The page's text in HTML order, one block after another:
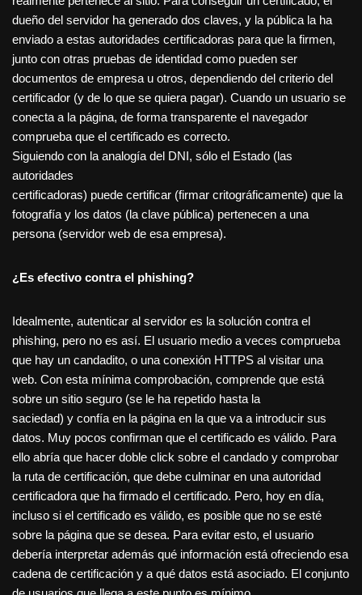
dueño del servidor ha generado dos claves, y la pública la ha
enviado a estas autoridades certificadoras para que la firmen,
junto con otras pruebas de identidad como pueden ser
documentos de empresa u otros, dependiendo del criterio del
certificador (y de lo que se quiera pagar). Cuando un usuario se
conecta a la página, de forma transparente el navegador
comprueba que el certificado es correcto.
Siguiendo con la analogía del DNI, sólo el Estado (las
autoridades
certificadoras) puede certificar (firmar critográficamente) que la
fotografía y los datos (la clave pública) pertenecen a una
persona (servidor web de esa empresa).
¿Es efectivo contra el phishing?
Idealmente, autenticar al servidor es la solución contra el
phishing, pero no es así. El usuario medio a veces comprueba
que hay un candadito, o una conexión HTTPS al visitar una
web. Con esta mínima comprobación, comprende que está
sobre un sitio seguro (se le ha repetido hasta la
saciedad) y confía en la página en la que va a introducir sus
datos. Muy pocos confirman que el certificado es válido. Para
ello abría que hacer doble click sobre el candado y comprobar
la ruta de certificación, que debe culminar en una autoridad
certificadora que ha firmado el certificado. Pero, hoy en día,
incluso si el certificado es válido, es posible que no se esté
sobre la página que se desea. Para evitar esto, el usuario
debería interpretar además qué información está ofreciendo esa
cadena de certificación y a qué datos está asociado. El conjunto